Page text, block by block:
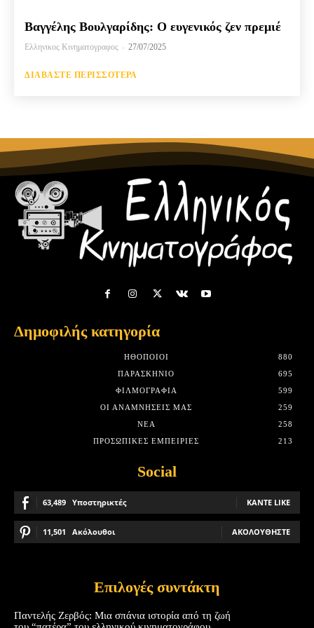
Βαγγέλης Βουλγαρίδης: Ο ευγενικός ζεν πρεμιέ
Ελληνικος Κινηματογραφος - 27/07/2025
ΔΙΑΒΆΣΤΕ ΠΕΡΙΣΣΌΤΕΡΑ
Δημοφιλής κατηγορία
HΘΟΠΟΙΟΊ
880
ΠΑΡΑΣΚΉΝΙΟ
695
ΦΙΛΜΟΓΡΑΦΊΑ
599
ΟΙ ΑΝΑΜΝΉΣΕΙΣ ΜΑΣ
259
ΝΈΑ
258
ΠΡΟΣΩΠΙΚΈΣ ΕΜΠΕΙΡΊΕΣ
213
Social
63,489 Υποστηρικτές ΚΆΝΤΕ LIKE
11,501 Ακόλουθοι ΑΚΟΛΟΥΘΉΣΤΕ
Επιλογές συντάκτη
Παντελής Ζερβός: Μια σπάνια ιστορία από τη ζωή